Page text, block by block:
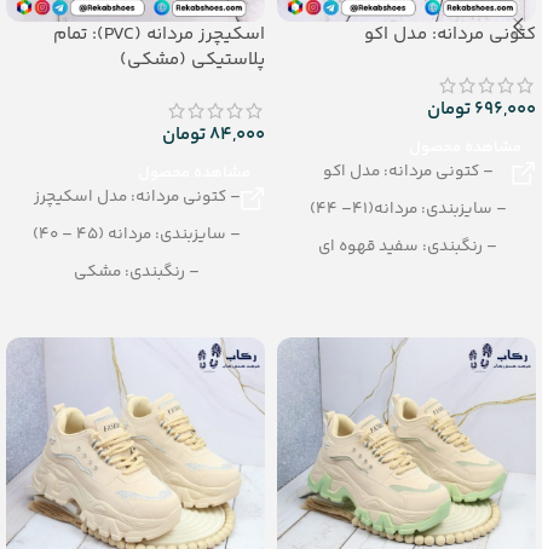
کتونی مردانه: مدل اکو
696,000تومان
– کتونی مردانه: مدل اکو
– سایزبندی: مردانه(41– 44)
– رنگبندی: سفید قهوه ای
اسکیچرز مردانه (PVC): تمام
پلاستیکی (مشکی)
84,000تومان
– کتونی مردانه: مدل اسکیچرز
– سایزبندی: مردانه (45 – 40)
– رنگبندی: مشکی